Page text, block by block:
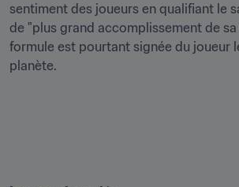
sentiment des joueurs en qualifiant le
de "plus grand accomplissement de sa
formule est pourtant signée du joueur
planète.